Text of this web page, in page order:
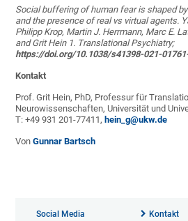
Social buffering of human fear is shaped
and the presence of real vs virtual agents.
Philipp Krop, Martin J. Herrmann, Marc E.
and Grit Hein 1. Translational Psychiatry;
https://doi.org/10.1038/s41398-021-
Kontakt
Prof. Grit Hein, PhD, Professur für
Neurowissenschaften, Universität und
T: +49 931 201-77411, hein_g@ukw.de
VonGunnar Bartsch
Social Media Kontakt